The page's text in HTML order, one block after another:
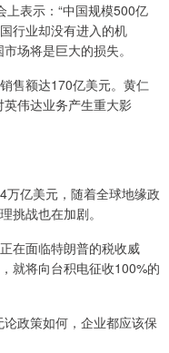
表示：“中国规模500亿
行业却没有进入的机
场将是巨大的损失。
售额达170亿美元。黄仁
伟达业务产生重大影
万亿美元，随着全球地缘政
挑战也在加剧。
在面临特朗普的税收威
就将向台积电征收100%的
政策如何，企业都应该保